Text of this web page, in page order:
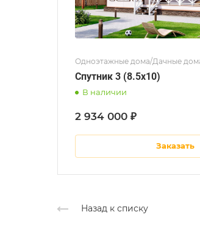
Одноэтажные дома/Дачные
Спутник 3 (8.5x10)
В наличии
2 934 000 ₽
Заказать
Назад к списку